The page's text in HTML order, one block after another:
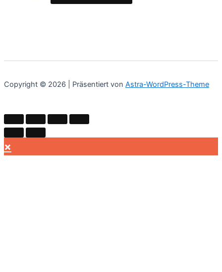
Copyright © 2026 | Präsentiert von Astra-WordPress-Theme
×